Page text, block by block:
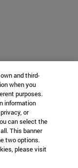
and third-
when you
purposes.
information
or
can select the
This banner
two options.
please visit